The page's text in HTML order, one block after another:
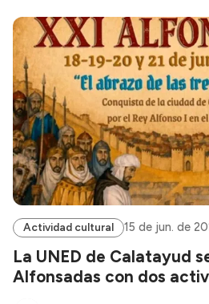
Actividad cultural 15 de jun. de
La UNED de Calatayud
Alfonsadas con dos